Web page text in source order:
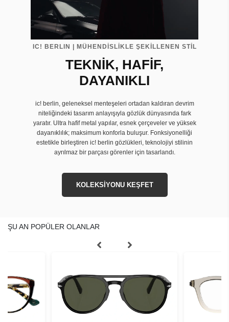
IC! BERLIN | MÜHENDİSLİKLE ŞEKİLLENEN STİL
TEKNİK, HAFİF,
DAYANIKLI
ic! berlin, geleneksel menteşeleri ortadan kaldıran devrim
niteliğindeki tasarım anlayışıyla gözlük dünyasında fark
yaratır. Ultra hafif metal yapılar, esnek çerçeveler ve yüksek
dayanıklılık; maksimum konforla buluşur. Fonksiyonelliği
estetikle birleştiren ic! berlin gözlükleri, teknolojiyi stilinin
ayrılmaz bir parçası görenler için tasarlandı.
KOLEKSİYONU KEŞFET
ŞU AN POPÜLER OLANLAR